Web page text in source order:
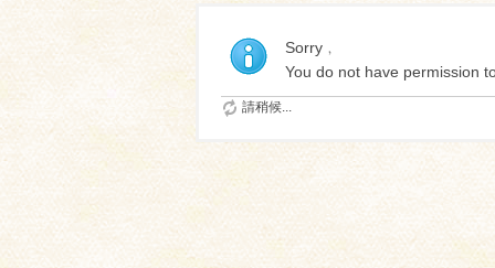
Sorry﹐
You do not have permission
請稍候...